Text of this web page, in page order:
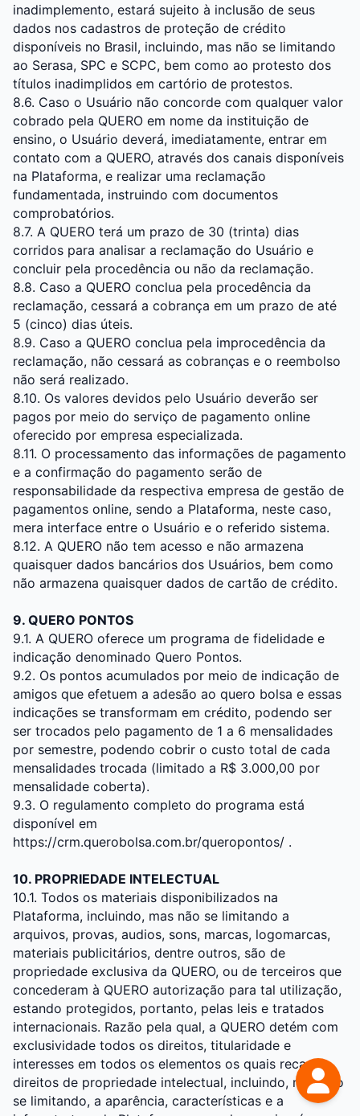
inadimplemento, estará sujeito à inclusão de seus
dados nos cadastros de proteção de crédito
disponíveis no Brasil, incluindo, mas não se limitando
ao Serasa, SPC e SCPC, bem como ao protesto dos
títulos inadimplidos em cartório de protestos.
8.6. Caso o Usuário não concorde com qualquer valor
cobrado pela QUERO em nome da instituição de
ensino, o Usuário deverá, imediatamente, entrar em
contato com a QUERO, através dos canais disponíveis
na Plataforma, e realizar uma reclamação
fundamentada, instruindo com documentos
comprobatórios.
8.7. A QUERO terá um prazo de 30 (trinta) dias
corridos para analisar a reclamação do Usuário e
concluir pela procedência ou não da reclamação.
8.8. Caso a QUERO conclua pela procedência da
reclamação, cessará a cobrança em um prazo de até
5 (cinco) dias úteis.
8.9. Caso a QUERO conclua pela improcedência da
reclamação, não cessará as cobranças e o reembolso
não será realizado.
8.10. Os valores devidos pelo Usuário deverão ser
pagos por meio do serviço de pagamento online
oferecido por empresa especializada.
8.11. O processamento das informações de pagamento
e a confirmação do pagamento serão de
responsabilidade da respectiva empresa de gestão de
pagamentos online, sendo a Plataforma, neste caso,
mera interface entre o Usuário e o referido sistema.
8.12. A QUERO não tem acesso e não armazena
quaisquer dados bancários dos Usuários, bem como
não armazena quaisquer dados de cartão de crédito.
9. QUERO PONTOS
9.1. A QUERO oferece um programa de fidelidade e
indicação denominado Quero Pontos.
9.2. Os pontos acumulados por meio de indicação de
amigos que efetuem a adesão ao quero bolsa e essas
indicações se transformam em crédito, podendo ser
ser trocados pelo pagamento de 1 a 6 mensalidades
por semestre, podendo cobrir o custo total de cada
mensalidades trocada (limitado a R$ 3.000,00 por
mensalidade coberta).
9.3. O regulamento completo do programa está
disponível em
https://crm.querobolsa.com.br/queropontos/ .
10. PROPRIEDADE INTELECTUAL
10.1. Todos os materiais disponibilizados na
Plataforma, incluindo, mas não se limitando a
arquivos, provas, audios, sons, marcas, logomarcas,
materiais publicitários, dentre outros, são de
propriedade exclusiva da QUERO, ou de terceiros que
concederam à QUERO autorização para tal utilização,
estando protegidos, portanto, pelas leis e tratados
internacionais. Razão pela qual, a QUERO detém com
exclusividade todos os direitos, titularidade e
interesses em todos os elementos os quais recaem
direitos de propriedade intelectual, incluindo, mas não
se limitando, a aparência, características e a